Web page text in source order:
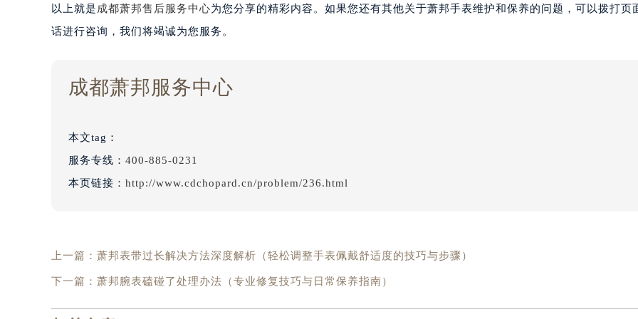
以上就是 成都萧邦售后服务中心为您分享的精彩内容。如果您还有其他关于萧邦手表维护和保养的问题，可以拨打页
话进行咨询，我们将竭诚为您服务。
成都萧邦服务中心
本文tag：
服务专线： 400-885-0231
本页链接： http://www.cdchopard.cn/problem/236.html
上一篇： 萧邦表带过长解决方法深度解析（轻松调整手表佩戴舒适度的技巧与步骤）
下一篇： 萧邦腕表磕碰了处理办法（专业修复技巧与日常保养指南）